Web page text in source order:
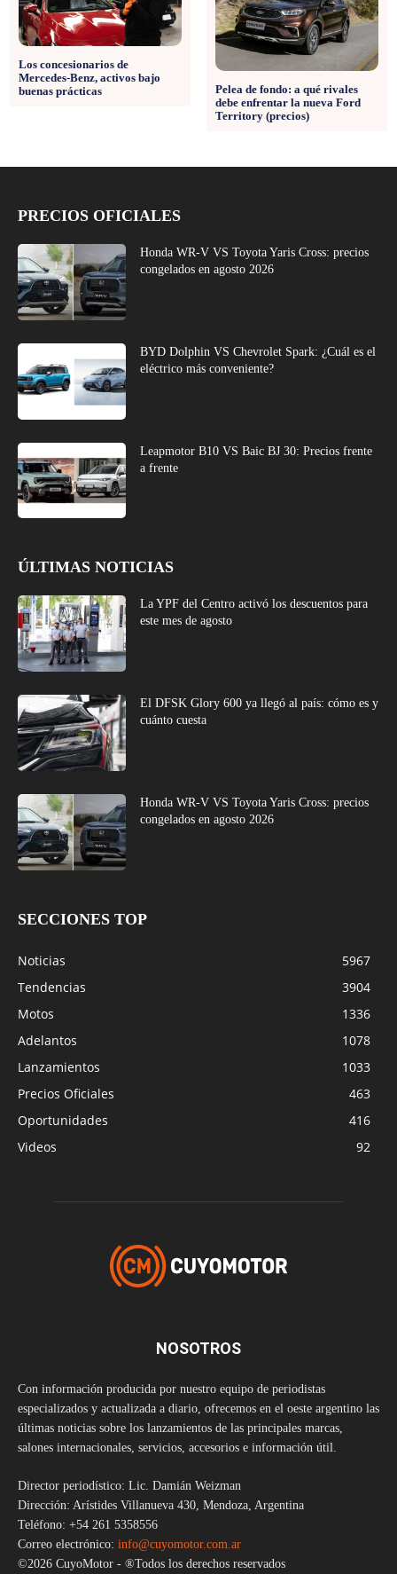
Los concesionarios de
Mercedes-Benz, activos bajo
buenas prácticas
Pelea de fondo: a qué rivales
debe enfrentar la nueva Ford
Territory (precios)
PRECIOS OFICIALES
Honda WR-V VS Toyota Yaris Cross: precios
congelados en agosto 2026
BYD Dolphin VS Chevrolet Spark: ¿Cuál es el
eléctrico más conveniente?
Leapmotor B10 VS Baic BJ 30: Precios frente
a frente
ÚLTIMAS NOTICIAS
La YPF del Centro activó los descuentos para
este mes de agosto
El DFSK Glory 600 ya llegó al país: cómo es y
cuánto cuesta
Honda WR-V VS Toyota Yaris Cross: precios
congelados en agosto 2026
SECCIONES TOP
Noticias
5967
Tendencias
3904
Motos
1336
Adelantos
1078
Lanzamientos
1033
Precios Oficiales
463
Oportunidades
416
Videos
92
NOSOTROS
Con información producida por nuestro equipo de periodistas
especializados y actualizada a diario, ofrecemos en el oeste argentino las
últimas noticias sobre los lanzamientos de las principales marcas,
salones internacionales, servicios, accesorios e información útil.
Director periodístico: Lic. Damián Weizman
Dirección: Arístides Villanueva 430, Mendoza, Argentina
Teléfono: +54 261 5358556
Correo electrónico: info@cuyomotor.com.ar
©2026 CuyoMotor - ®Todos los derechos reservados